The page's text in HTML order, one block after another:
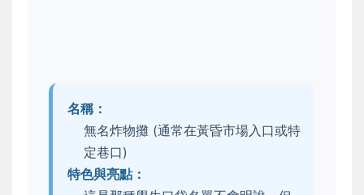
名稱：
無名炸物攤 (通常在黃昏市場入口或特
定巷口)
特色與亮點：